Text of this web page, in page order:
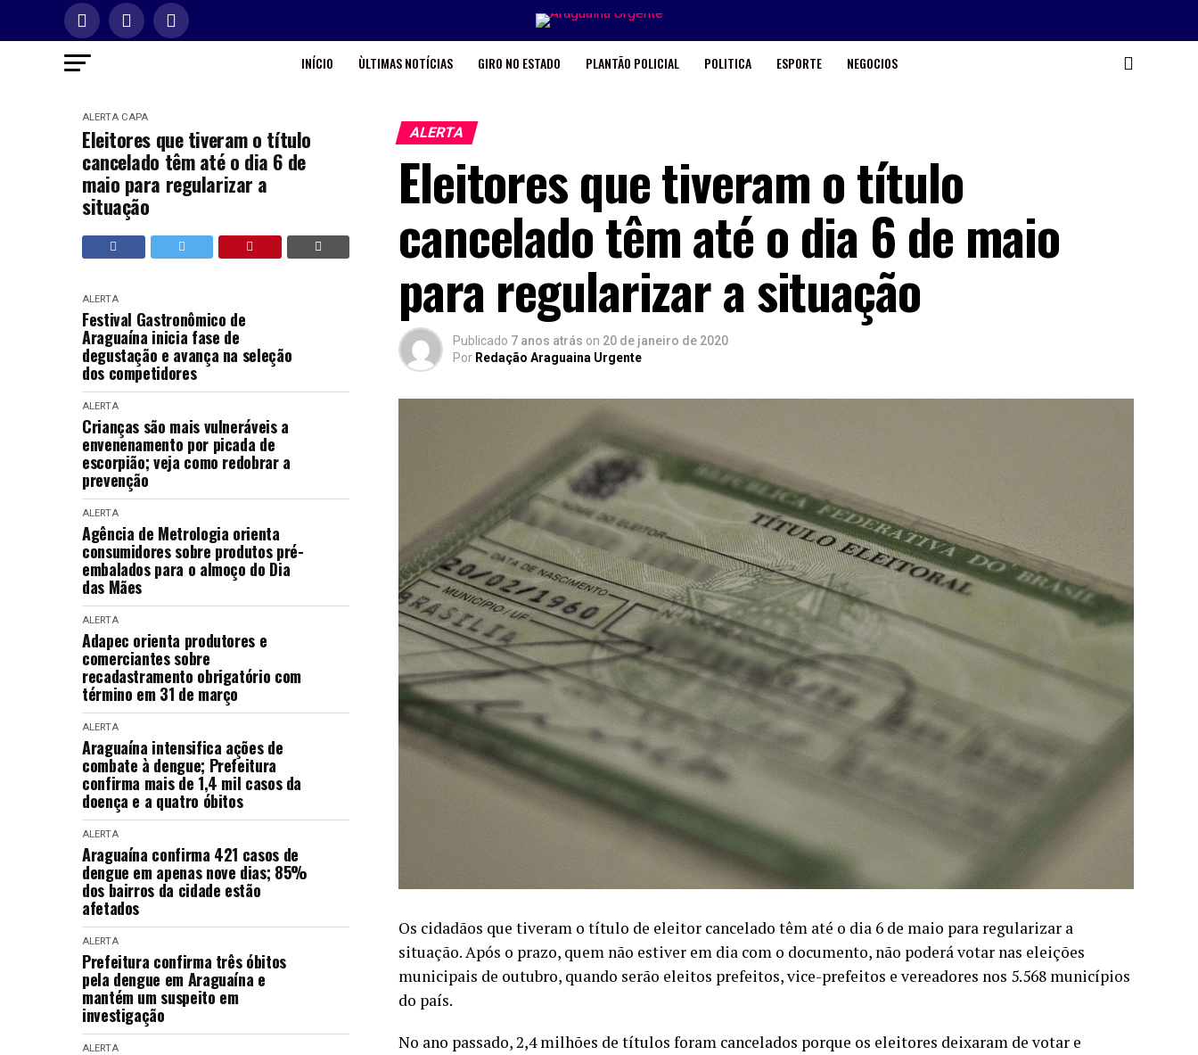
INÍCIO ÙLTIMAS NOTÍCIAS GIRO NO ESTADO PLANTÃO POLICIAL POLITICA ESPORTE NEGOCIOS
ALERTA CAPA
Eleitores que tiveram o título
cancelado têm até o dia 6 de
maio para regularizar a
situação
ALERTA
Festival Gastronômico de
Araguaína inicia fase de
degustação e avança na seleção
dos competidores
ALERTA
Crianças são mais vulneráveis a
envenenamento por picada de
escorpião; veja como redobrar a
prevenção
ALERTA
Agência de Metrologia orienta
consumidores sobre produtos pré-
embalados para o almoço do Dia
das Mães
ALERTA
Adapec orienta produtores e
comerciantes sobre
recadastramento obrigatório com
término em 31 de março
ALERTA
Araguaína intensifica ações de
combate à dengue; Prefeitura
confirma mais de 1,4 mil casos da
doença e a quatro óbitos
ALERTA
Araguaína confirma 421 casos de
dengue em apenas nove dias; 85%
dos bairros da cidade estão
afetados
ALERTA
Prefeitura confirma três óbitos
pela dengue em Araguaína e
mantém um suspeito em
investigação
ALERTA
ALERTA
Eleitores que tiveram o título
cancelado têm até o dia 6 de maio
para regularizar a situação
Publicado 7 anos atrás on 20 de janeiro de 2020
Por Redação Araguaina Urgente
Os cidadãos que tiveram o título de eleitor cancelado têm até o dia 6 de maio para regularizar a
situação. Após o prazo, quem não estiver em dia com o documento, não poderá votar nas eleições
municipais de outubro, quando serão eleitos prefeitos, vice-prefeitos e vereadores nos 5.568 municípios
do país.
No ano passado, 2,4 milhões de títulos foram cancelados porque os eleitores deixaram de votar e